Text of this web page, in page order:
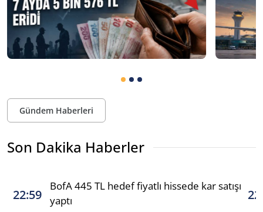
Gündem Haberleri
Son Dakika Haberler
22:59
BofA 445 TL hedef fiyatlı hissede kar satışı
yaptı